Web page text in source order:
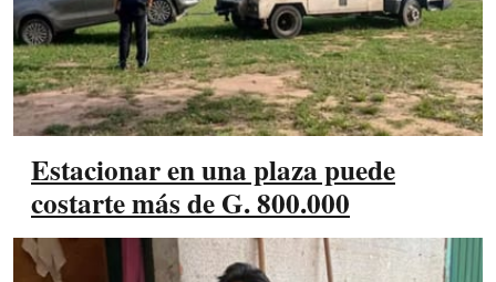
Estacionar en una plaza puede
costarte más de G. 800.000